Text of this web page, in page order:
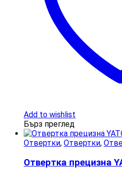
Add to wishlist
Бърз преглед
Отвертки, Отвертки,
Отвертка прецизна